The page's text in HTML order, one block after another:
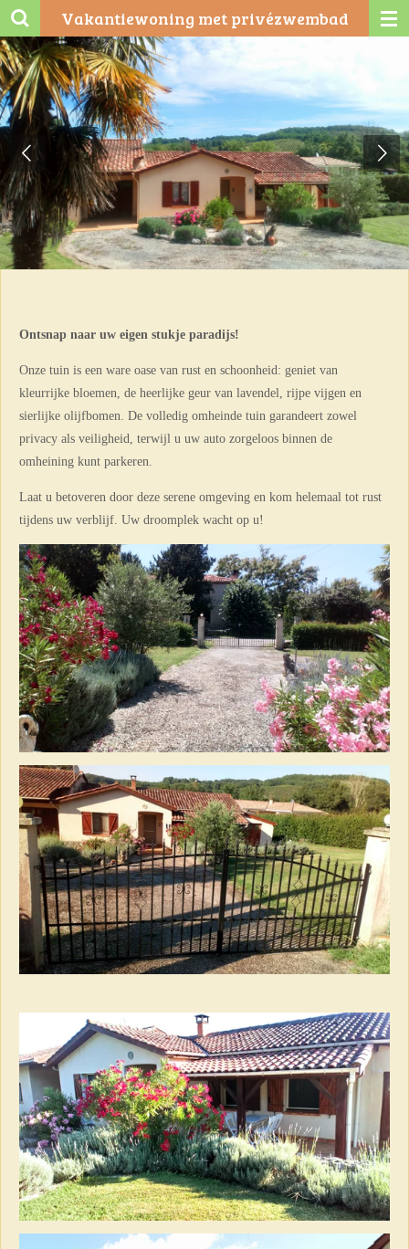
Ga
direct
naar
de
hoofdinhoud
Vakantiewoning met privézwembad
Ontsnap naar uw eigen stukje paradijs!
Onze tuin is een ware oase van rust en schoonheid: geniet van
kleurrijke bloemen, de heerlijke geur van lavendel, rijpe vijgen en
sierlijke olijfbomen. De volledig omheinde tuin garandeert zowel
privacy als veiligheid, terwijl u uw auto zorgeloos binnen de
omheining kunt parkeren.
Laat u betoveren door deze serene omgeving en kom helemaal tot rust
tijdens uw verblijf. Uw droomplek wacht op u!